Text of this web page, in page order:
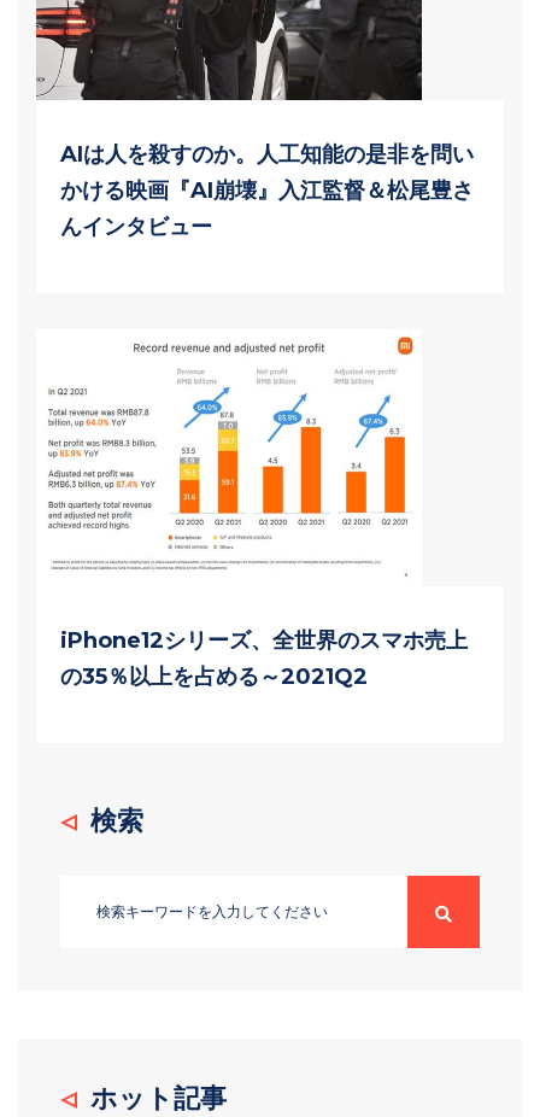
AIは人を殺すのか。人工知能の是非を問い
かける映画『AI崩壊』入江監督＆松尾豊さ
んインタビュー
iPhone12シリーズ、全世界のスマホ売上
の35％以上を占める～2021Q2
検索
ホット記事